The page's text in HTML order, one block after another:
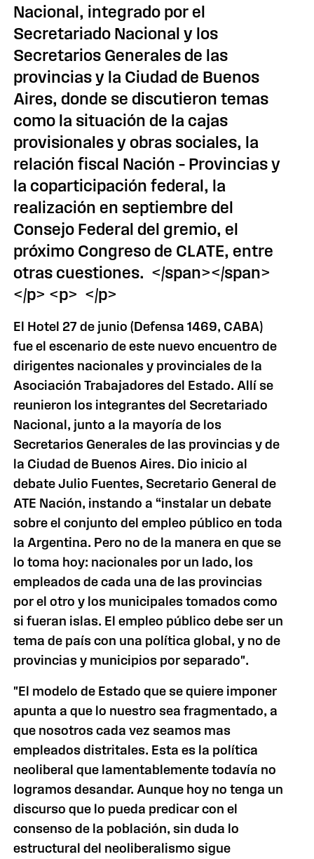
Nacional, integrado por el
Secretariado Nacional y los
Secretarios Generales de las
provincias y la Ciudad de Buenos
Aires, donde se discutieron temas
como la situación de la cajas
provisionales y obras sociales, la
relación fiscal Nación – Provincias y
la coparticipación federal, la
realización en septiembre del
Consejo Federal del gremio, el
próximo Congreso de CLATE, entre
otras cuestiones. </span></span>
</p> <p> </p>
El Hotel 27 de junio (Defensa 1469, CABA)
fue el escenario de este nuevo encuentro de
dirigentes nacionales y provinciales de la
Asociación Trabajadores del Estado. Allí se
reunieron los integrantes del Secretariado
Nacional, junto a la mayoría de los
Secretarios Generales de las provincias y de
la Ciudad de Buenos Aires. Dio inicio al
debate Julio Fuentes, Secretario General de
ATE Nación, instando a “instalar un debate
sobre el conjunto del empleo público en toda
la Argentina. Pero no de la manera en que se
lo toma hoy: nacionales por un lado, los
empleados de cada una de las provincias
por el otro y los municipales tomados como
si fueran islas. El empleo público debe ser un
tema de país con una política global, y no de
provincias y municipios por separado".
"El modelo de Estado que se quiere imponer
apunta a que lo nuestro sea fragmentado, a
que nosotros cada vez seamos mas
empleados distritales. Esta es la política
neoliberal que lamentablemente todavía no
logramos desandar. Aunque hoy no tenga un
discurso que lo pueda predicar con el
consenso de la población, sin duda lo
estructural del neoliberalismo sigue